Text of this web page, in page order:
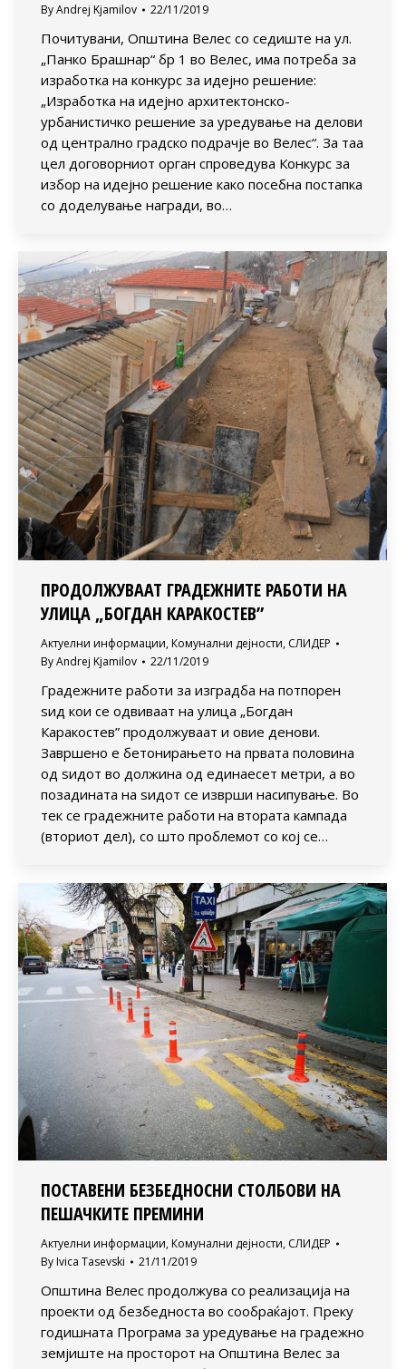
ByAndrej Kjamilov 22/11/2019
Почитувани, Општина Велес со седиште на ул.
„Панко Брашнар“ бр 1 во Велес, има потреба за
изработка на конкурс за идејно решение:
„Изработка на идејно архитектонско-
урбанистичко решение за уредување на делови
од централно градско подрачје во Велес“. За таа
цел договорниот орган спроведува Конкурс за
избор на идејно решение како посебна постапка
со доделување награди, во…
ПРОДОЛЖУВААТ ГРАДЕЖНИТЕ РАБОТИ НА
УЛИЦА „БОГДАН КАРАКОСТЕВ”
Актуелни информации, Комунални дејности, СЛИДЕР
ByAndrej Kjamilov 22/11/2019
Градежните работи за изградба на потпорен
ѕид кои се одвиваат на улица „Богдан
Каракостев” продолжуваат и овие денови.
Завршено е бетонирањето на првата половина
од ѕидот во должина од единаесет метри, а во
позадината на ѕидот се изврши насипување. Во
тек се градежните работи на втората кампада
(вториот дел), со што проблемот со кој се…
ПОСТАВЕНИ БЕЗБЕДНОСНИ СТОЛБОВИ НА
ПЕШАЧКИТЕ ПРЕМИНИ
Актуелни информации, Комунални дејности, СЛИДЕР
By Ivica Tasevski 21/11/2019
Општина Велес продолжува со реализација на
проекти од безбедноста во сообраќајот. Преку
годишната Програма за уредување на градежно
земјиште на просторот на Општина Велес за